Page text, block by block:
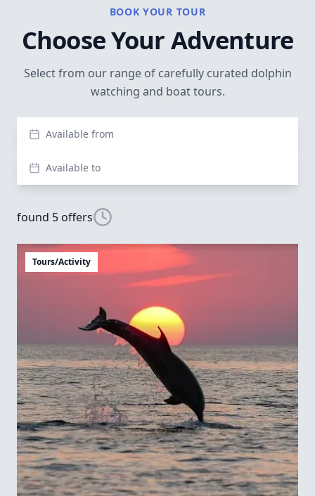
BOOK YOUR TOUR
Choose Your Adventure
Select from our range of carefully curated dolphin
watching and boat tours.
Available from
Available to
found 5 offers
Tours/Activity